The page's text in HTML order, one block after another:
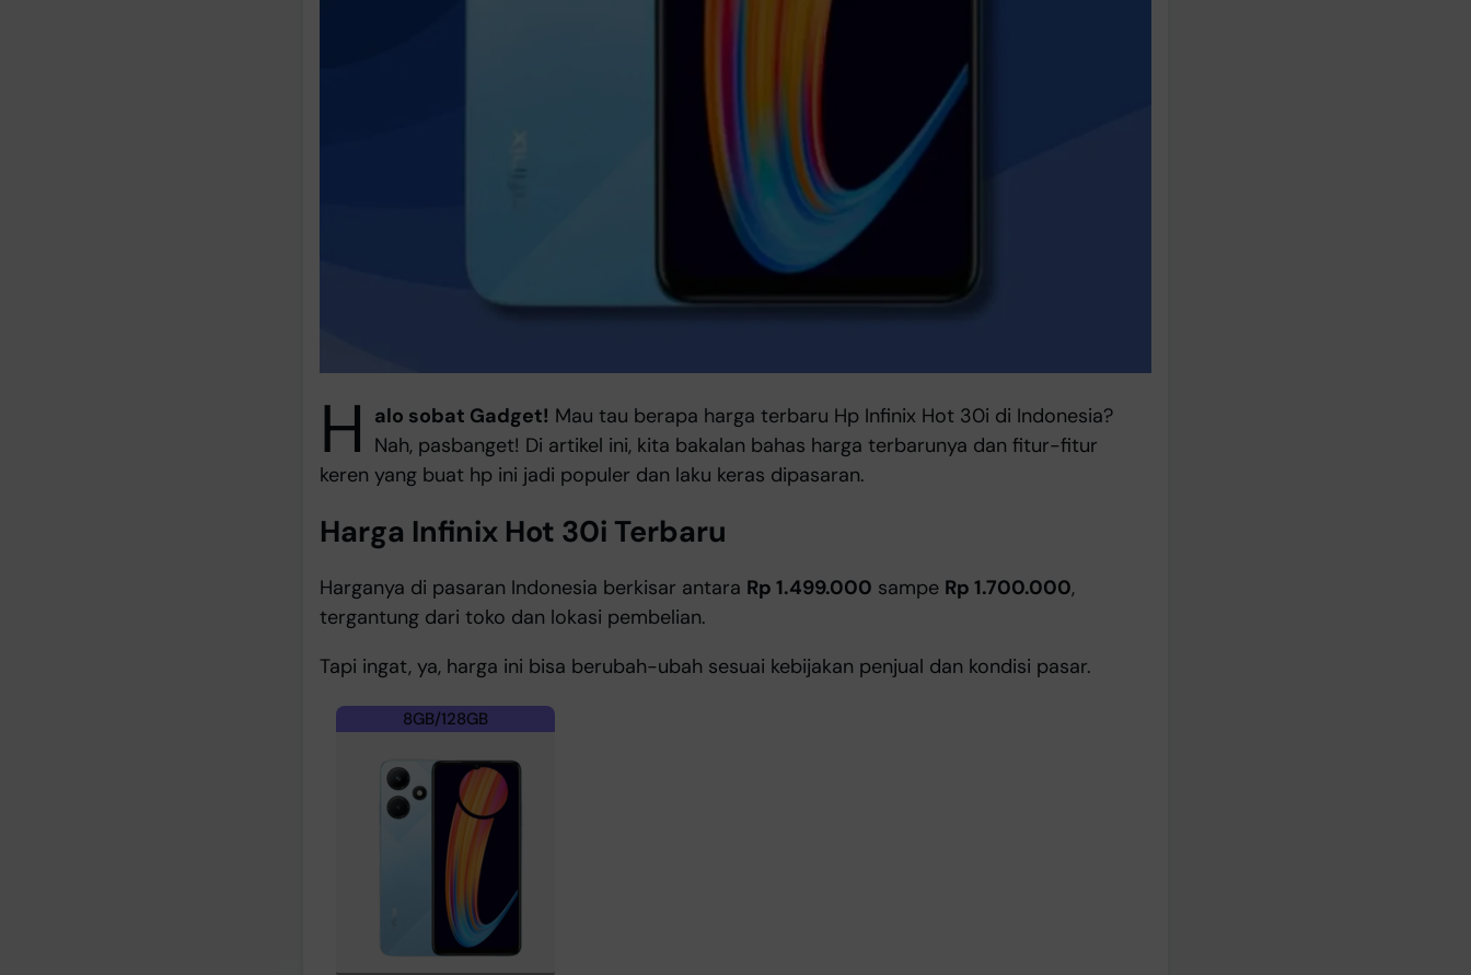
H alo sobat Gadget! Mau tau berapa harga terbaru Hp Infinix Hot 30i di Indonesia?
Nah, pasbanget! Di artikel ini, kita bakalan bahas harga terbarunya dan fitur-fitur
keren yang buat hp ini jadi populer dan laku keras dipasaran.
Harga Infinix Hot 30i Terbaru
Harganya di pasaran Indonesia berkisar antara Rp 1.499.000 sampe Rp 1.700.000,
tergantung dari toko dan lokasi pembelian.
Tapi ingat, ya, harga ini bisa berubah-ubah sesuai kebijakan penjual dan kondisi pasar.
8GB/128GB